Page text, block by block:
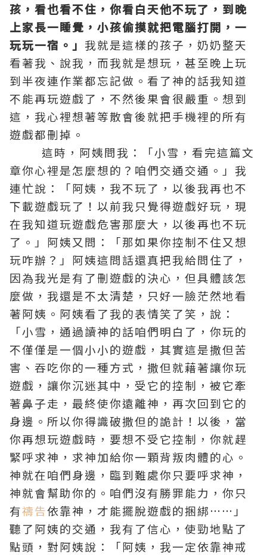
孩，看也看不住，你看白天他不玩了，到晚
上家長一睡覺，小孩偷摸就把電腦打開，一
玩玩一宿。」 我就是這樣的孩子，奶奶整天
看著我、說我，而我就是想玩，甚至晚上玩
到半夜連作業都忘記做。看了神的話我知道
不能再玩遊戲了，不然後果會很嚴重。想到
這，我心裡想著等散會後就把手機裡的所有
遊戲都刪掉。
這時，阿姨問我：「小雪，看完這篇文
章你心裡是怎麼想的？咱們交通交通。」我
連忙說：「阿姨，我不玩了，以後我再也不
下載遊戲玩了！以前我只覺得遊戲好玩，現
在我知道玩遊戲危害那麼大，以後再也不玩
了。」阿姨又問：「那如果你控制不住又想
玩咋辦？」阿姨這問話還真把我給問住了，
因為我光是有了刪遊戲的決心，但具體該怎
麼做，我還是不太清楚，只好一臉茫然地看
著阿姨。阿姨看了我的表情笑了笑，說：
「小雪，通過讀神的話咱們明白了，你玩的
不僅僅是一個小小的遊戲，其實這是撒但苦
害、吞吃你的一種方式，撒但就藉著讓你玩
遊戲，讓你沉迷其中，受它的控制，被它牽
著鼻子走，最終使你遠離神，再次回到它的
身邊。所以你得識破撒但的詭計！以後，當
你再想玩遊戲時，要想不受它控制，你就趕
緊呼求神，求神加給你一顆背叛肉體的心。
神就在咱們身邊，臨到難處你只要呼求神，
神就會幫助你的。咱們沒有勝罪能力，你只
有禱告依靠神，才能擺脫遊戲的捆綁……」
聽了阿姨的交通，我有了信心 ，使勁地點了
點頭，對阿姨說：「阿姨，我一定依靠神戒